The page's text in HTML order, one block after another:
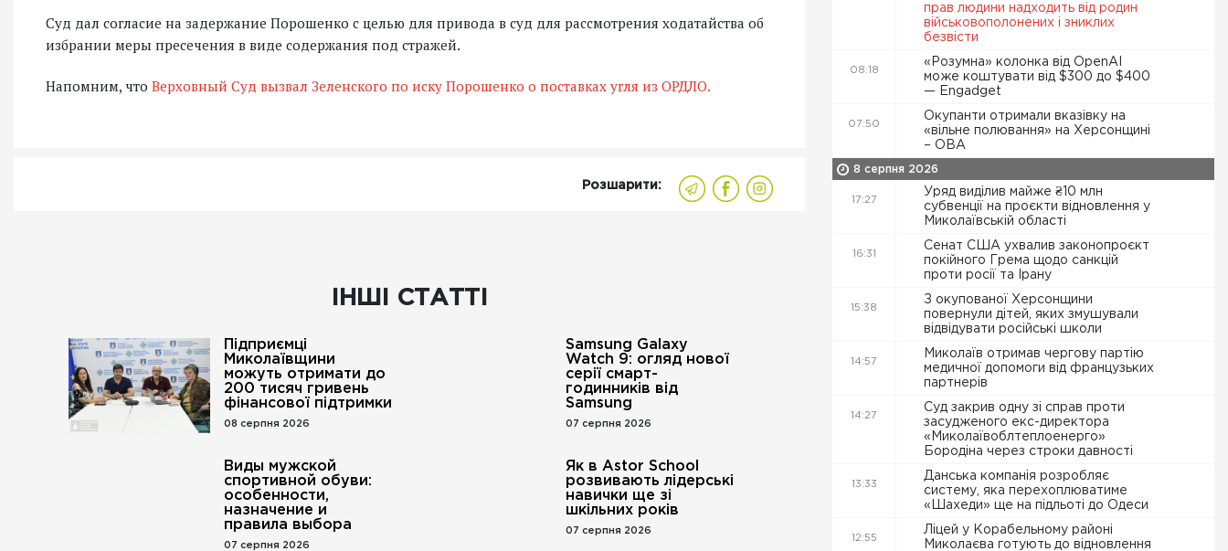
Суд дал согласие на задержание Порошенко с целью для привода в суд для рассмотрения ходатайства об
избрании меры пресечения в виде содержания под стражей.
Напомним, что Верховный Суд вызвал Зеленского по иску Порошенко о поставках угля из ОРДЛО.
Розшарити:
ІНШІ СТАТТІ
Підприємці
Миколаївщини
можуть отримати до
200 тисяч гривень
фінансової підтримки
08 серпня 2026
Samsung Galaxy
Watch 9: огляд нової
серії смарт-
годинників від
Samsung
07 серпня 2026
Виды мужской
спортивной обуви:
особенности,
назначение и
правила выбора
07 серпня 2026
Як в Astor School
розвивають лідерські
навички ще зі
шкільних років
07 серпня 2026
прав людини надходить від родин
військовополонених і зниклих
безвісти
08:18
«Розумна» колонка від OpenAI
може коштувати від $300 до $400
— Engadget
07:50
Окупанти отримали вказівку на
«вільне полювання» на Херсонщині
– ОВА
8 серпня 2026
17:27
Уряд виділив майже ₴10 млн
субвенції на проєкти відновлення у
Миколаївській області
16:31
Сенат США ухвалив законопроєкт
покійного Грема щодо санкцій
проти росії та Ірану
15:38
З окупованої Херсонщини
повернули дітей, яких змушували
відвідувати російські школи
14:57
Миколаїв отримав чергову партію
медичної допомоги від французьких
партнерів
14:27
Суд закрив одну зі справ проти
засудженого екс-директора
«Миколаївоблтеплоенерго»
Бородіна через строки давності
13:33
Данська компанія розробляє
систему, яка перехоплюватиме
«Шахеди» ще на підльоті до Одеси
12:55
Ліцей у Корабельному районі
Миколаєва готують до відновлення